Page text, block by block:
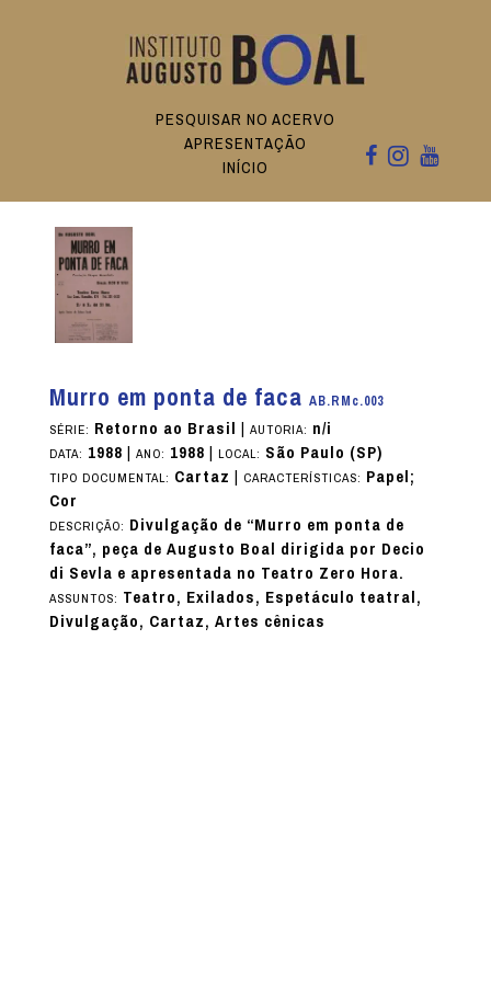
PESQUISAR NO ACERVO
APRESENTAÇÃO
INÍCIO
Murro em ponta de faca AB.RMc.003
SÉRIE: Retorno ao Brasil | AUTORIA: n/i
DATA: 1988| ANO: 1988| LOCAL: São Paulo (SP)
TIPO DOCUMENTAL: Cartaz | CARACTERÍSTICAS: Papel;
Cor
DESCRIÇÃO: Divulgação de “Murro em ponta de
faca”, peça de Augusto Boal dirigida por Decio
di Sevla e apresentada no Teatro Zero Hora.
ASSUNTOS: Teatro, Exilados, Espetáculo teatral,
Divulgação, Cartaz, Artes cênicas